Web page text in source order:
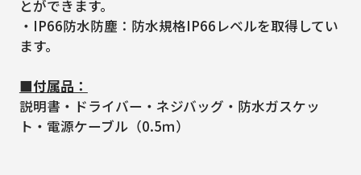
とができます。
・IP66防水防塵：防水規格IP66レベルを取得してい
ます。
■付属品：
説明書・ドライバー・ネジバッグ・防水ガスケッ
ト・電源ケーブル（0.5ｍ）